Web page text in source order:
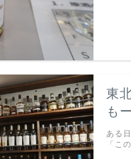
東
も
ある
「こ